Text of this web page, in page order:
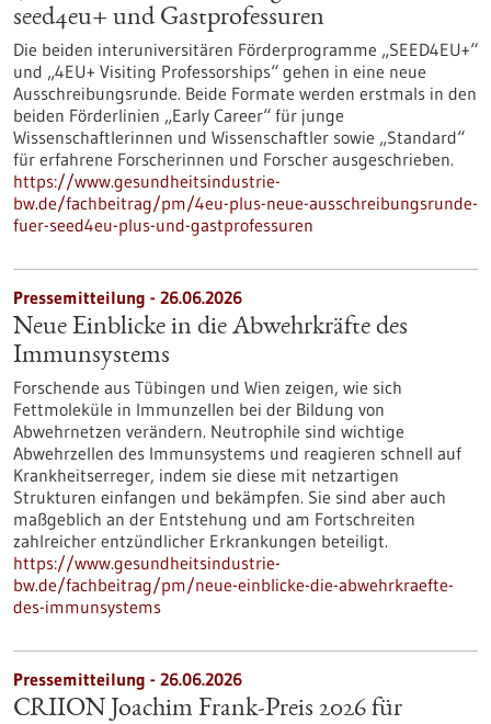
seed4eu+ und Gastprofessuren
Die beiden interuniversitären Förderprogramme „SEED4EU+“
und „4EU+ Visiting Professorships“ gehen in eine neue
Ausschreibungsrunde. Beide Formate werden erstmals in den
beiden Förderlinien „Early Career“ für junge
Wissenschaftlerinnen und Wissenschaftler sowie „Standard“
für erfahrene Forscherinnen und Forscher ausgeschrieben.
https://www.gesundheitsindustrie-
bw.de/fachbeitrag/pm/4eu-plus-neue-ausschreibungsrunde-
fuer-seed4eu-plus-und-gastprofessuren
Pressemitteilung - 26.06.2026
Neue Einblicke in die Abwehrkräfte des
Immunsystems
Forschende aus Tübingen und Wien zeigen, wie sich
Fettmoleküle in Immunzellen bei der Bildung von
Abwehrnetzen verändern. Neutrophile sind wichtige
Abwehrzellen des Immunsystems und reagieren schnell auf
Krankheitserreger, indem sie diese mit netzartigen
Strukturen einfangen und bekämpfen. Sie sind aber auch
maßgeblich an der Entstehung und am Fortschreiten
zahlreicher entzündlicher Erkrankungen beteiligt.
https://www.gesundheitsindustrie-
bw.de/fachbeitrag/pm/neue-einblicke-die-abwehrkraefte-
des-immunsystems
Pressemitteilung - 26.06.2026
CRIION Joachim Frank-Preis 2026 für